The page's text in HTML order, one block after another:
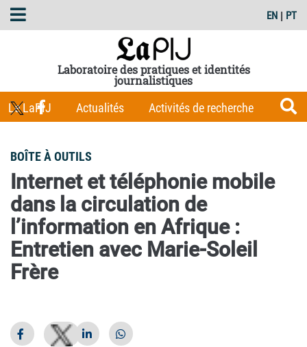
EN | PT
Laboratoire des pratiques et identités
journalistiques
Le LaPIJ
Actualités Activités de recherche
Publications
BOÎTE À OUTILS
Internet et téléphonie mobile
dans la circulation de
l’information en Afrique :
Entretien avec Marie-Soleil
Frère